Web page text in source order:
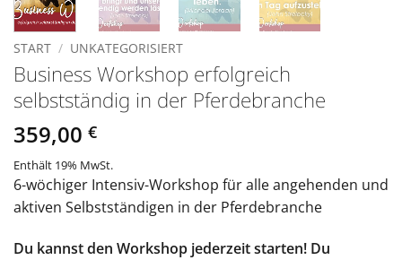
START / UNKATEGORISIERT
Business Workshop erfolgreich
selbstständig in der Pferdebranche
359,00 €
Enthält 19% MwSt.
6-wöchiger Intensiv-Workshop für alle angehenden und
aktiven Selbstständigen in der Pferdebranche
Du kannst den Workshop jederzeit starten! Du